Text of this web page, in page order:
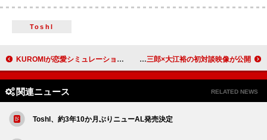
Toshl
KUROMIが恋愛シミュレーションゲームをプレイ、こやまたくや（ヤバイTシャツ屋さん）提供曲MVで 北島三郎×大江裕の初対談映像が公開
関連ニュース RELATED NEWS
Toshl、約3年10か月ぶりニューAL発売決定